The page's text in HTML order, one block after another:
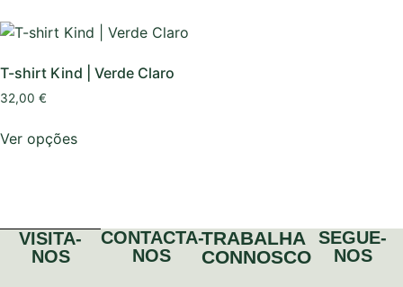
T-shirt Kind | Verde Claro
32,00 €
Ver opções
VISITA-
NOS
CONTACTA-
NOS
TRABALHA
CONNOSCO
SEGUE-
NOS